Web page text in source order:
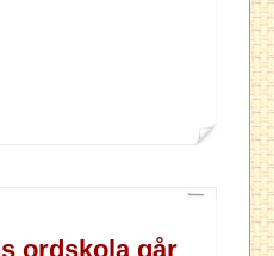
ordskola går